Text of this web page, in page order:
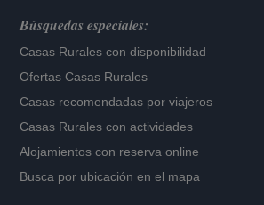
Búsquedas especiales:
Casas Rurales con disponibilidad
Ofertas Casas Rurales
Casas recomendadas por viajeros
Casas Rurales con actividades
Alojamientos con reserva online
Busca por ubicación en el mapa